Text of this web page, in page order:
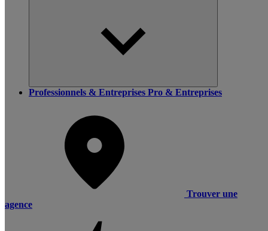
Professionnels & Entreprises Pro & Entreprises
Trouver une
agence